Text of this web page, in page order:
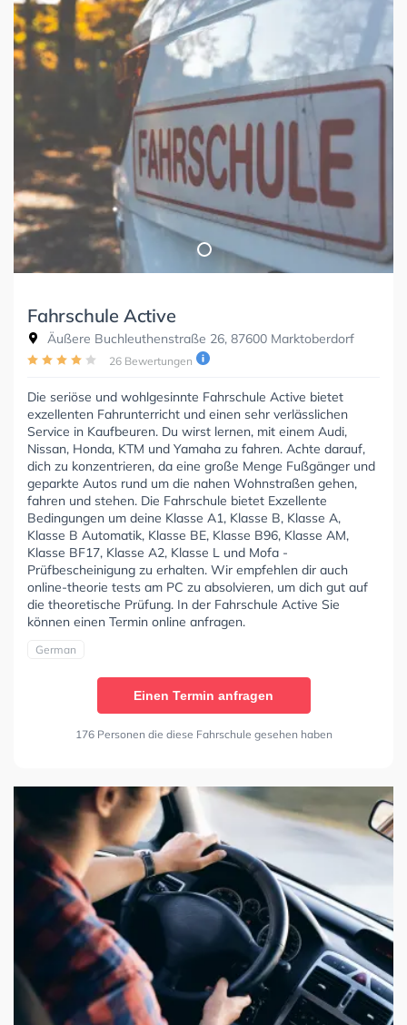
Fahrschule Active
Äußere Buchleuthenstraße 26, 87600 Marktoberdorf
26 Bewertungen
Die seriöse und wohlgesinnte Fahrschule Active bietet
exzellenten Fahrunterricht und einen sehr verlässlichen
Service in Kaufbeuren. Du wirst lernen, mit einem Audi,
Nissan, Honda, KTM und Yamaha zu fahren. Achte darauf,
dich zu konzentrieren, da eine große Menge Fußgänger und
geparkte Autos rund um die nahen Wohnstraßen gehen,
fahren und stehen. Die Fahrschule bietet Exzellente
Bedingungen um deine Klasse A1, Klasse B, Klasse A,
Klasse B Automatik, Klasse BE, Klasse B96, Klasse AM,
Klasse BF17, Klasse A2, Klasse L und Mofa -
Prüfbescheinigung zu erhalten. Wir empfehlen dir auch
online-theorie tests am PC zu absolvieren, um dich gut auf
die theoretische Prüfung. In der Fahrschule Active Sie
können einen Termin online anfragen.
German
Einen Termin anfragen
176 Personen die diese Fahrschule gesehen haben